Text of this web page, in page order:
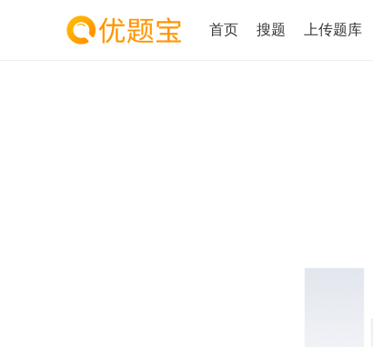
首页 搜题 上传题库